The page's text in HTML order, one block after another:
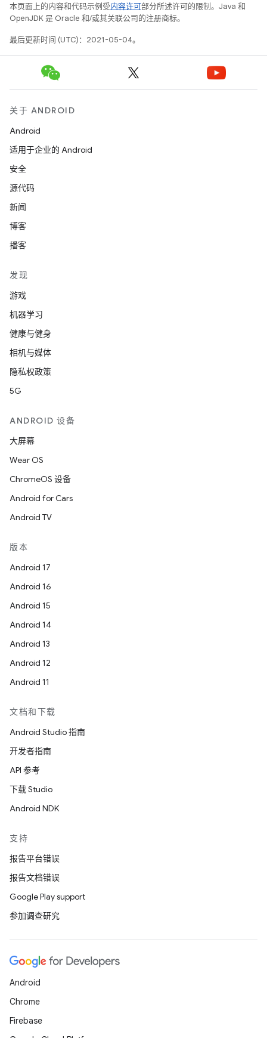
本页面上的内容和代码示例受内容许可部分所述许可的限制。Java 和
OpenJDK 是 Oracle 和/或其关联公司的注册商标。
最后更新时间 (UTC)：2021-05-04。
关于 ANDROID
Android
适用于企业的 Android
安全
源代码
新闻
博客
播客
发现
游戏
机器学习
健康与健身
相机与媒体
隐私权政策
5G
ANDROID 设备
大屏幕
Wear OS
ChromeOS 设备
Android for Cars
Android TV
版本
Android 17
Android 16
Android 15
Android 14
Android 13
Android 12
Android 11
文档和下载
Android Studio 指南
开发者指南
API 参考
下载 Studio
Android NDK
支持
报告平台错误
报告文档错误
Google Play support
参加调查研究
Android
Chrome
Firebase